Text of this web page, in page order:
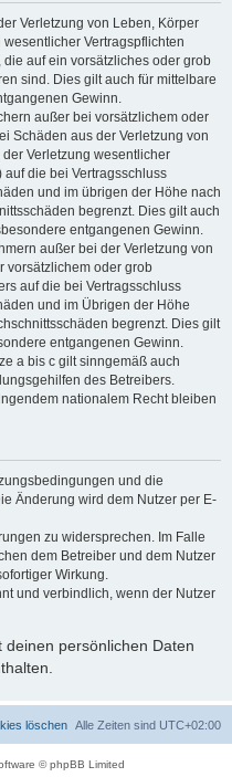
Verletzung von Leben, Körper
Vertragspflichten
auf ein vorsätzliches oder grob
sind. Dies gilt auch für mittelbare
Gewinn.
außer bei vorsätzlichem oder
Schäden aus der Verletzung von
Verletzung wesentlicher
die bei Vertragsschluss
und im übrigen der Höhe nach
begrenzt. Dies gilt auch
entgangenen Gewinn.
außer bei der Verletzung von
vorsätzlichem oder grob
auf die bei Vertragsschluss
und im Übrigen der Höhe
begrenzt. Dies gilt
entgangenen Gewinn.
a bis c gilt sinngemäß auch
des Betreibers.
nationalem Recht bleiben
und die
Änderung wird dem Nutzer per E-
zu widersprechen. Im Falle
dem Betreiber und dem Nutzer
Wirkung.
und verbindlich, wenn der Nutzer
persönlichen Daten
Alle Zeiten sind UTC+02:00
löschen
© phpBB Limited